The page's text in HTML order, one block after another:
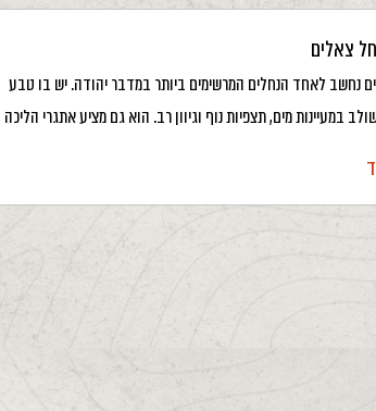
צאלים
נחשב לאחד הנחלים המרשימים ביותר במדבר יהודה. יש בו טבע
במעיינות מים, תצפיות נוף וגיוון רב. הוא גם מציע אתגרי הליכה